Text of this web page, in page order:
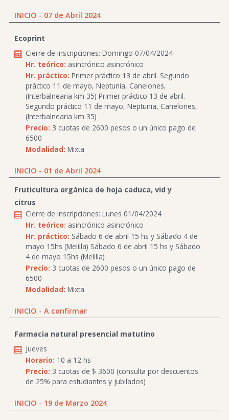
INICIO - 07 de Abril 2024
Ecoprint
Cierre de inscripciones: Domingo 07/04/2024
Hr. teórico: asincrónico asincrónico
Hr. práctico: Primer práctico 13 de abril. Segundo
práctico 11 de mayo, Neptunia, Canelones,
(Interbalnearia km 35) Primer práctico 13 de abril.
Segundo práctico 11 de mayo, Neptunia, Canelones,
(Interbalnearia km 35)
Precio: 3 cuotas de 2600 pesos o un único pago de
6500
Modalidad: Mixta
INICIO - 01 de Abril 2024
Fruticultura orgánica de hoja caduca, vid y
citrus
Cierre de inscripciones: Lunes 01/04/2024
Hr. teórico: asincrónico asincrónico
Hr. práctico: Sábado 6 de abril 15 hs y Sábado 4 de
mayo 15hs (Melilla) Sábado 6 de abril 15 hs y Sábado
4 de mayo 15hs (Melilla)
Precio: 3 cuotas de 2600 pesos o un único pago de
6500
Modalidad: Mixta
INICIO - A confirmar
Farmacia natural presencial matutino
Jueves
Horario: 10 a 12 hs
Precio: 3 cuotas de $ 3600 (consulta por descuentos
de 25% para estudiantes y jubilados)
INICIO - 19 de Marzo 2024